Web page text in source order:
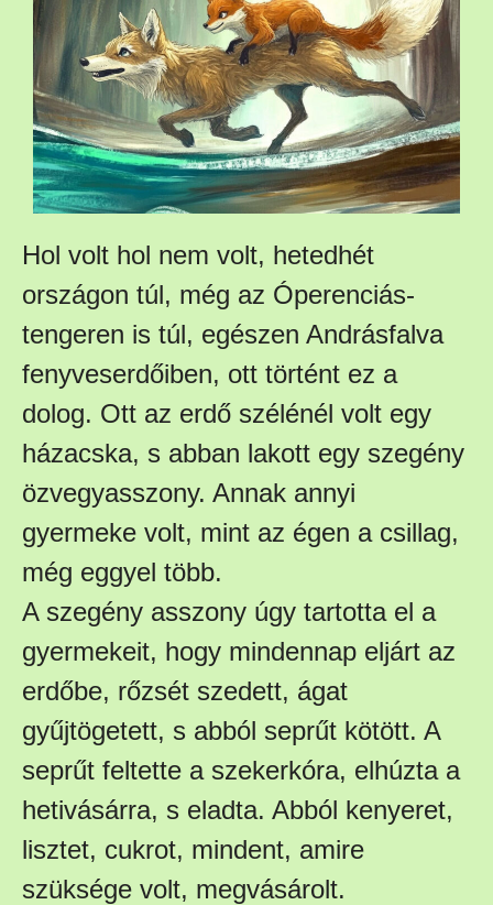
Hol volt hol nem volt, hetedhét
országon túl, még az Óperenciás-
tengeren is túl, egészen Andrásfalva
fenyveserdőiben, ott történt ez a
dolog. Ott az erdő szélénél volt egy
házacska, s abban lakott egy szegény
özvegyasszony. Annak annyi
gyermeke volt, mint az égen a csillag,
még eggyel több.
A szegény asszony úgy tartotta el a
gyermekeit, hogy mindennap eljárt az
erdőbe, rőzsét szedett, ágat
gyűjtögetett, s abból seprűt kötött. A
seprűt feltette a szekerkóra, elhúzta a
hetivásárra, s eladta. Abból kenyeret,
lisztet, cukrot, mindent, amire
szüksége volt, megvásárolt.